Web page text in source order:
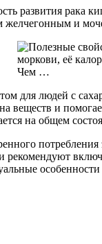
развития рака
желчегонным и
для людей с
и
на общем
рекомендуют